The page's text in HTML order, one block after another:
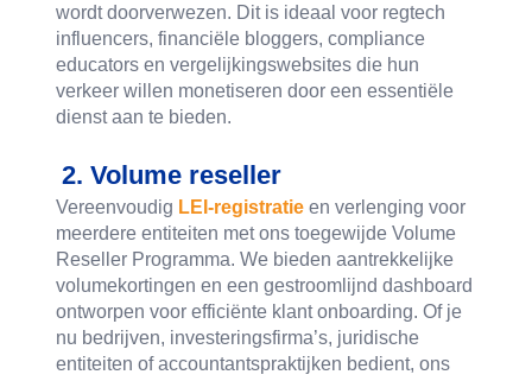
wordt doorverwezen. Dit is ideaal voor regtech
influencers, financiële bloggers, compliance
educators en vergelijkingswebsites die hun
verkeer willen monetiseren door een essentiële
dienst aan te bieden.
2. Volume reseller
Vereenvoudig LEI-registratie en verlenging voor
meerdere entiteiten met ons toegewijde Volume
Reseller Programma. We bieden aantrekkelijke
volumekortingen en een gestroomlijnd dashboard
ontworpen voor efficiënte klant onboarding. Of je
nu bedrijven, investeringsfirma’s, juridische
entiteiten of accountantspraktijken bedient, ons